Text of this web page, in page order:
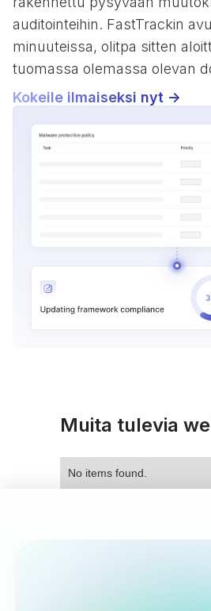
auditointeihin. FastTrackin
minuuteissa, olitpa sitten
tuomassa olemassa olevan
Kokeile ilmaiseksi nyt ->
Muita tulevia
No items found.